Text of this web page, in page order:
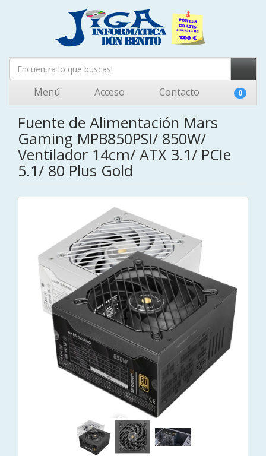
Menú Acceso Contacto 0
Fuente de Alimentación Mars
Gaming MPB850PSI/ 850W/
Ventilador 14cm/ ATX 3.1/ PCIe
5.1/ 80 Plus Gold